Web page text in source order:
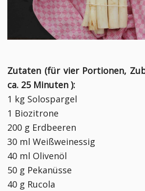
Zutaten (für vier Portionen,
ca. 25 Minuten ):
1 kg Solospargel
1 Biozitrone
200 g Erdbeeren
30 ml Weißweinessig
40 ml Olivenöl
50 g Pekanüsse
40 g Rucola